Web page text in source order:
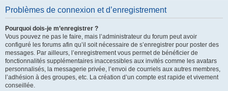
Problèmes de connexion et d’enregistrement
Pourquoi dois-je m’enregistrer ?
Vous pouvez ne pas le faire, mais l’administrateur du forum peut avoir
configuré les forums afin qu’il soit nécessaire de s’enregistrer pour poster des
messages. Par ailleurs, l’enregistrement vous permet de bénéficier de
fonctionnalités supplémentaires inaccessibles aux invités comme les avatars
personnalisés, la messagerie privée, l’envoi de courriels aux autres membres,
l’adhésion à des groupes, etc. La création d’un compte est rapide et vivement
conseillée.